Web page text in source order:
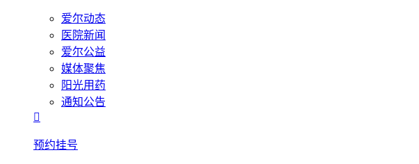
爱尔动态
医院新闻
爱尔公益
媒体聚焦
阳光用药
通知公告

预约挂号